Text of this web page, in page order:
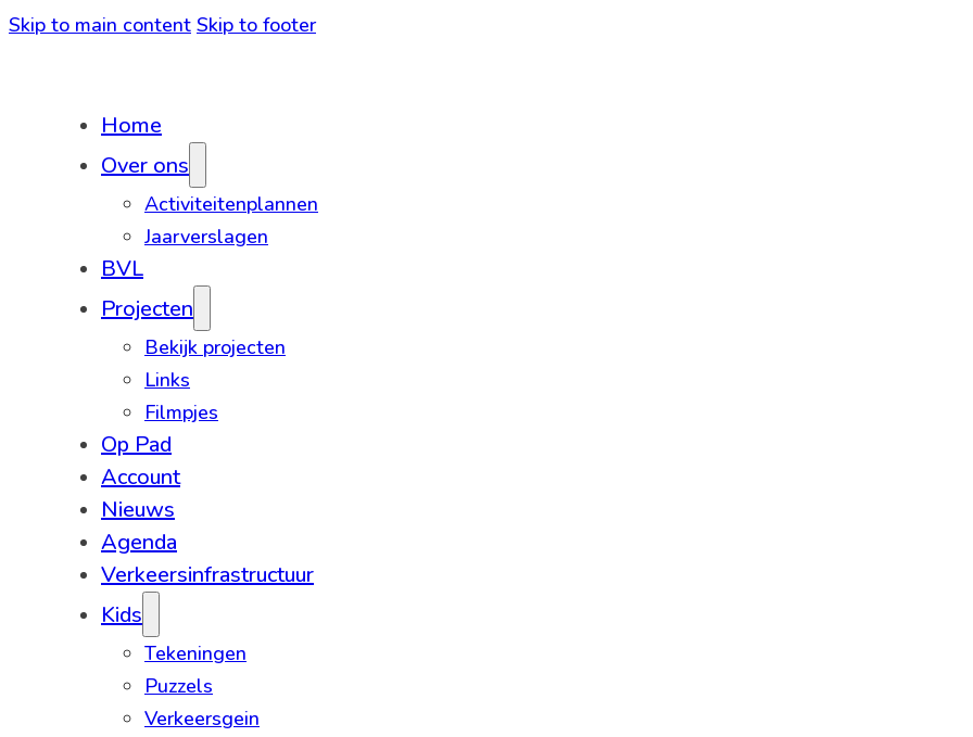
Skip to main content Skip to footer
Home
Over ons
Activiteitenplannen
Jaarverslagen
BVL
Projecten
Bekijk projecten
Links
Filmpjes
Op Pad
Account
Nieuws
Agenda
Verkeersinfrastructuur
Kids
Tekeningen
Puzzels
Verkeersgein